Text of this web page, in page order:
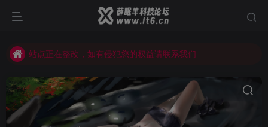
站点正在整改，如有侵犯您的权益请联系我们
站点正在整改，如有侵犯您的权益请联系我们